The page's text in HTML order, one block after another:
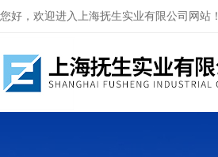
您好，欢迎进入上海抚生实业有限公司网站！